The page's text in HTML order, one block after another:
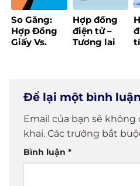
So Găng:
Hợp Đồng
Giấy Vs.
Đua Tăng
Doanh?
Hợp đồng
điện tử –
Tương lai
hóa
Để lại một bình luận
Email của bạn sẽ
khai. Các trường bắt
Bình luận *